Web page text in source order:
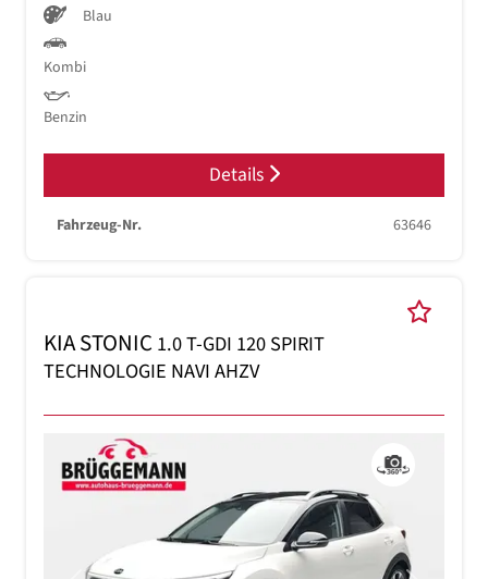
Blau
Kombi
Benzin
Details
Fahrzeug-Nr. 63646
KIA STONIC 1.0 T-GDI 120 SPIRIT
TECHNOLOGIE NAVI AHZV